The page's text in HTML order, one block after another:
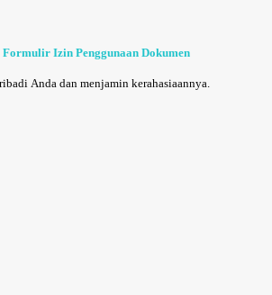
Formulir Izin Penggunaan Dokumen
Anda dan menjamin kerahasiaannya.